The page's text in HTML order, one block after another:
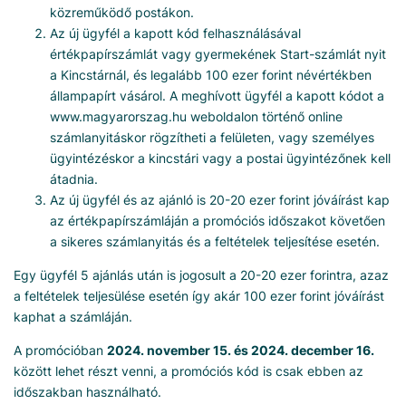
közreműködő postákon.
Az új ügyfél a kapott kód felhasználásával
értékpapírszámlát vagy gyermekének Start-számlát nyit
a Kincstárnál, és legalább 100 ezer forint névértékben
állampapírt vásárol. A meghívott ügyfél a kapott kódot a
www.magyarorszag.hu weboldalon történő online
számlanyitáskor rögzítheti a felületen, vagy személyes
ügyintézéskor a kincstári vagy a postai ügyintézőnek kell
átadnia.
Az új ügyfél és az ajánló is 20-20 ezer forint jóváírást kap
az értékpapírszámláján a promóciós időszakot követően
a sikeres számlanyitás és a feltételek teljesítése esetén.
Egy ügyfél 5 ajánlás után is jogosult a 20-20 ezer forintra, azaz
a feltételek teljesülése esetén így akár 100 ezer forint jóváírást
kaphat a számláján.
A promócióban 2024. november 15. és 2024. december 16.
között lehet részt venni, a promóciós kód is csak ebben az
időszakban használható.